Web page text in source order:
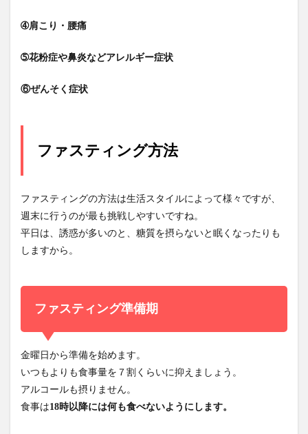
➃肩こり・腰痛
➄花粉症や鼻炎などアレルギー症状
⑥ぜんそく症状
ファスティング方法
ファスティングの方法は生活スタイルによって様々ですが、
週末に行うのが最も挑戦しやすいですね。
平日は、誘惑が多いのと、糖質を摂らないと眠くなったりも
しますから。
ファスティング準備期
金曜日から準備を始めます。
いつもよりも食事量を７割くらいに抑えましょう。
アルコールも摂りません。
食事は18時以降には何も食べないようにします。